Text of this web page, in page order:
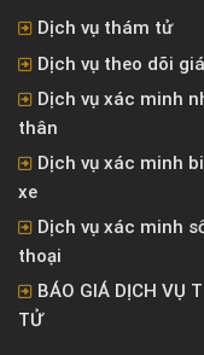
Dịch vụ thám tử
Dịch vụ theo dõi
Dịch vụ xác minh
thân
Dịch vụ xác minh
xe
Dịch vụ xác minh
thoại
BÁO GIÁ DỊCH VỤ
TỬ